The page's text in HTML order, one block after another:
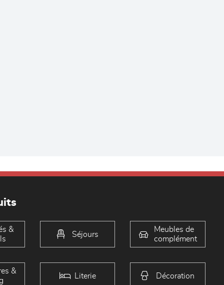
&
Séjours
Meubles de
complément
&
Literie Décoration